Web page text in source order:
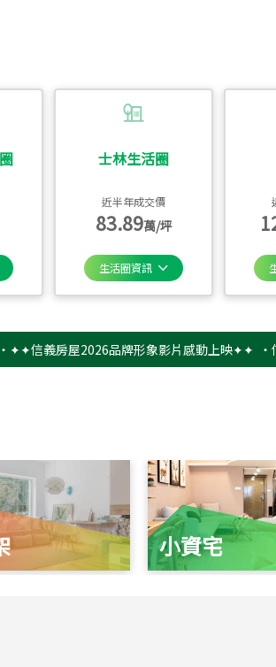
士林生活圈
近半年成交價
83.89萬/坪
生活圈資訊
義房屋2026品牌形象影片感動上映✦✦ ‧信義房
小資宅